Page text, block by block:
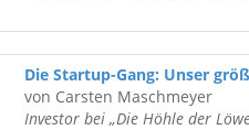
Die Startup-Gang: Unser
von Carsten Maschmeyer
Investor bei „Die Höhle der